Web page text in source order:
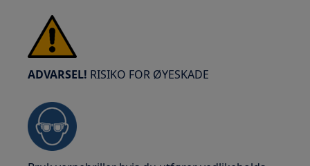
ADVARSEL! RISIKO FOR ØYESKADE